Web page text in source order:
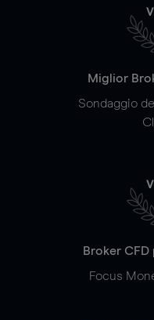
Miglior
Sondaggio
Broker CFD
Focus